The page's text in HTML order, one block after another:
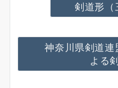
剣道形（
神奈川県剣道連
よる